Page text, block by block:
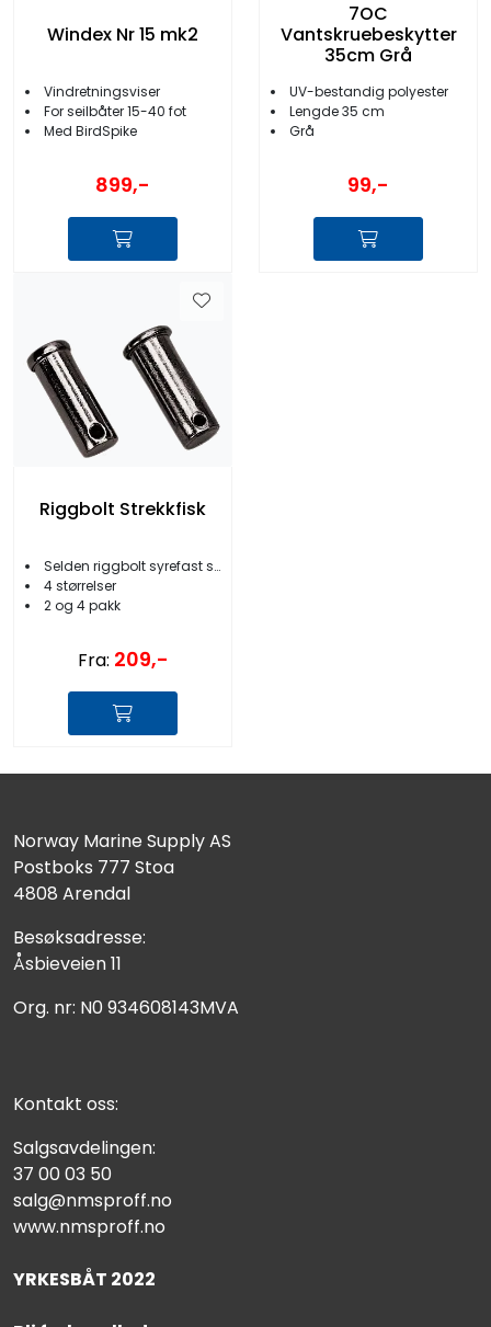
Windex Nr 15 mk2
Vindretningsviser
For seilbåter 15-40 fot
Med BirdSpike
899,-
7OC
Vantskruebeskytter
35cm Grå
UV-bestandig polyester
Lengde 35 cm
Grå
99,-
Riggbolt Strekkfisk
Selden riggbolt syrefast stål
4 størrelser
2 og 4 pakk
Fra: 209,-
Norway Marine Supply AS
Postboks 777 Stoa
4808 Arendal
Besøksadresse:
Åsbieveien 11
Org. nr: N0 934608143MVA
Kontakt oss:
Salgsavdelingen:
37 00 03 50
salg@nmsproff.no
www.nmsproff.no
YRKESBÅT 2022